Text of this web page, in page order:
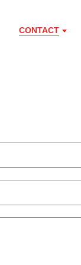
CONTACT